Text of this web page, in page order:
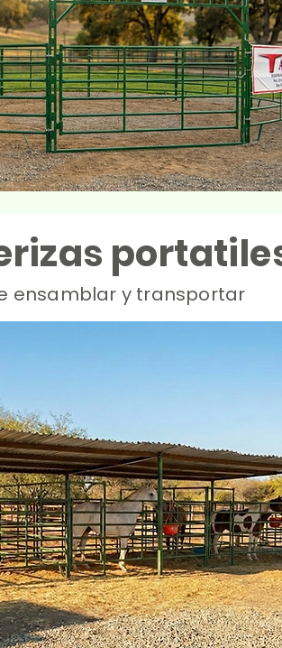
ensamblar y transportar